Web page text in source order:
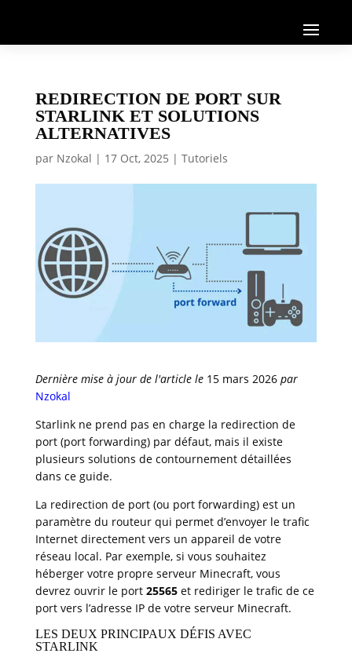
REDIRECTION DE PORT SUR
STARLINK ET SOLUTIONS
ALTERNATIVES
par Nzokal | 17 Oct, 2025 | Tutoriels
Dernière mise à jour de l'article le 15 mars 2026 par
Nzokal
Starlink ne prend pas en charge la redirection de
port (port forwarding) par défaut, mais il existe
plusieurs solutions de contournement détaillées
dans ce guide.
La redirection de port (ou port forwarding) est un
paramètre du routeur qui permet d’envoyer le trafic
Internet directement vers un appareil de votre
réseau local. Par exemple, si vous souhaitez
héberger votre propre serveur Minecraft, vous
devrez ouvrir le port 25565et rediriger le trafic de ce
port vers l’adresse IP de votre serveur Minecraft.
LES DEUX PRINCIPAUX DÉFIS AVEC
STARLINK